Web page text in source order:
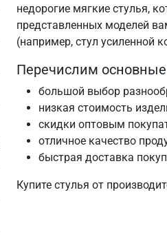
недорогие мягкие стулья,
представленных моделей
(например, стул усиленной
Перечислим
большой выбор
низкая стоимость
скидки оптовым
отличное качество
быстрая доставка
Купите стулья от